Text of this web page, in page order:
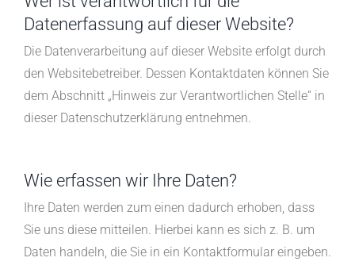
Datenerfassung auf dieser Website?
Die Datenverarbeitung auf dieser Website erfolgt durch
den Websitebetreiber. Dessen Kontaktdaten können Sie
dem Abschnitt „Hinweis zur Verantwortlichen Stelle“ in
dieser Datenschutzerklärung entnehmen.
Wie erfassen wir Ihre Daten?
Ihre Daten werden zum einen dadurch erhoben, dass
Sie uns diese mitteilen. Hierbei kann es sich z. B. um
Daten handeln, die Sie in ein Kontaktformular eingeben.